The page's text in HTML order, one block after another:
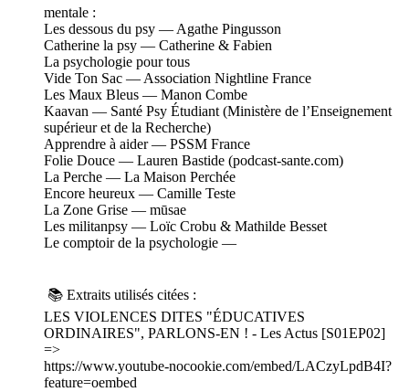
mentale :
Les dessous du psy — Agathe Pingusson
Catherine la psy — Catherine & Fabien
La psychologie pour tous
Vide Ton Sac — Association Nightline France
Les Maux Bleus — Manon Combe
Kaavan — Santé Psy Étudiant (Ministère de l’Enseignement
supérieur et de la Recherche)
Apprendre à aider — PSSM France
Folie Douce — Lauren Bastide (podcast-sante.com)
La Perche — La Maison Perchée
Encore heureux — Camille Teste
La Zone Grise — mūsae
Les militanpsy — Loïc Crobu & Mathilde Besset
Le comptoir de la psychologie —
📚 Extraits utilisés citées :
LES VIOLENCES DITES "ÉDUCATIVES
ORDINAIRES", PARLONS-EN ! - Les Actus [S01EP02]
=>
https://www.youtube-nocookie.com/embed/LACzyLpdB4I?
feature=oembed